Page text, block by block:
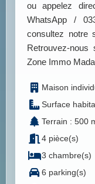
ou appelez
WhatsApp /
consultez notre
Retrouvez-
Zone Immo
Maison
Surface
Terrain : 500
4 pièce(s)
3 chambre(s)
6 parking(s)